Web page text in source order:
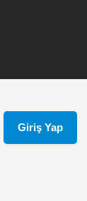
Giriş Yap